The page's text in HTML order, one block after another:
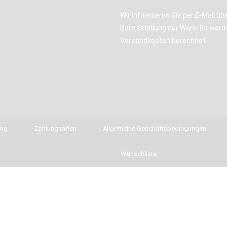
Wir informieren Sie per E-Mail
Bereitstellung der Ware. Es
Versandkosten berechnet.
Zahlungsarten Allgemeine Geschäftsbedingungen
Wunschliste